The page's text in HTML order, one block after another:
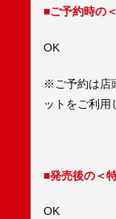
■ご予約時の
OK
※ご予約は店
ットをご利用
■発売後の＜
OK